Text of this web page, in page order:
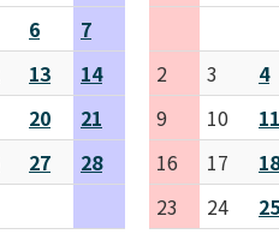
6
7
13
14
20
21
27
28
2 3
4
9
10
11
16
17
18
23
24
25